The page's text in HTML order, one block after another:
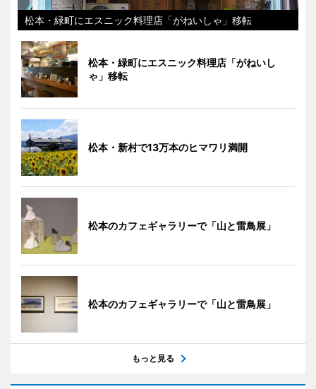
松本・緑町にエスニック料理店「がねいしゃ」移転
松本・緑町にエスニック料理店「がねいし
ゃ」移転
松本・新村で13万本のヒマワリ満開
松本のカフェギャラリーで「山と雷鳥展」
松本のカフェギャラリーで「山と雷鳥展」
もっと見る